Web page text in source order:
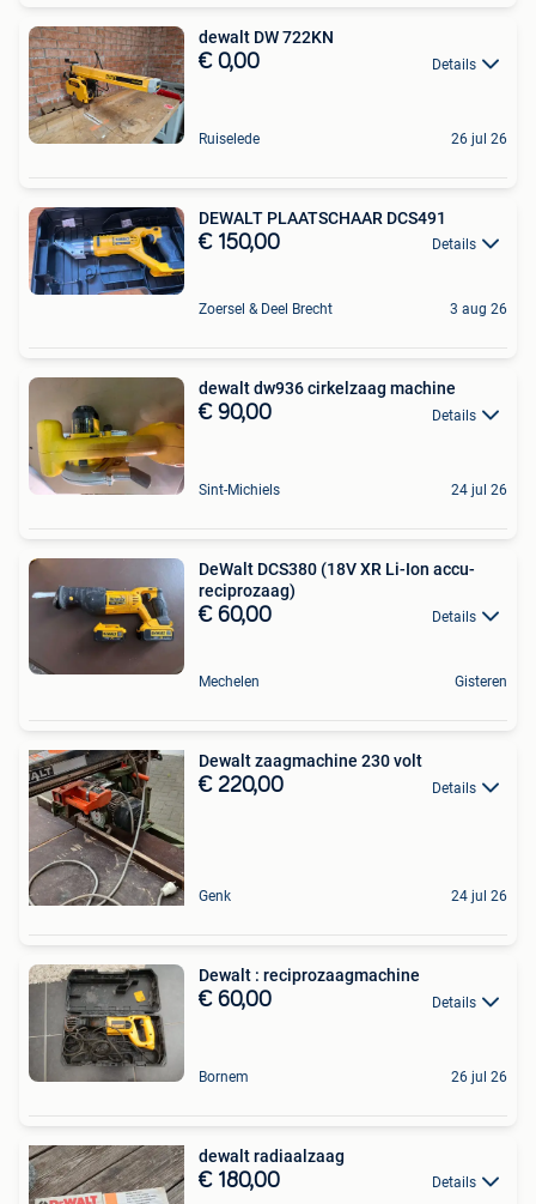
dewalt DW 722KN
€ 0,00 Details
Ruiselede 26 jul 26
DEWALT PLAATSCHAAR DCS491
€ 150,00 Details
Zoersel & Deel Brecht 3 aug 26
dewalt dw936 cirkelzaag machine
€ 90,00 Details
Sint-Michiels 24 jul 26
DeWalt DCS380 (18V XR Li-Ion accu-
reciprozaag)
€ 60,00 Details
Mechelen Gisteren
Dewalt zaagmachine 230 volt
€ 220,00 Details
Genk 24 jul 26
Dewalt : reciprozaagmachine
€ 60,00 Details
Bornem 26 jul 26
dewalt radiaalzaag
€ 180,00 Details